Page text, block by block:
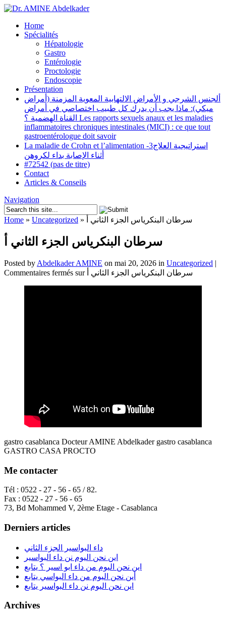
Home
Spécialités
Hépatologie
Gastro
Entérologie
Proctologie
Endoscopie
Présentation
ألجنس الشرجي و الأمراض الالتهابية المعوية المزمنة (أمراض
ميكي): ماذا يجب أن يدرك كل طبيب اختصاصي في أمراض
القناة الهضمية ؟ Les rapports sexuels anaux et les maladies
inflammatoires chroniques intestinales (MICI) : ce que tout
gastroentérologue doit savoir
La maladie de Crohn et l’alimentation -3استراتيجية العلاج
أثناء الإصابة بداء لكروهن
#72542 (pas de titre)
Contact
Articles & Conseils
Navigation
Home » Uncategorized » سرطان البنكرياس الجزء الثاني أ
سرطان البنكرياس الجزء الثاني أ
Posted by Abdelkader AMINE on mai 20, 2026 in Uncategorized |
Commentaires fermés
sur سرطان البنكرياس الجزء الثاني أ
gastro casablanca Docteur AMINE Abdelkader gastro casablanca
GASTRO CASA PROCTO
Me contacter
Tél : 0522 - 27 - 56 - 65 / 82.
Fax : 0522 - 27 - 56 - 65
73, Bd Mohammed V, 2ème Etage - Casablanca
Derniers articles
داء البواسير الجزء الثاني
اين نحن اليوم نن داء البواسير
اين نحن اليوم من داء ابو اسير ؟ يتابع
أين نحن اليوم من داء البواسي يتابع
اين نحن اليوم نن داء البواسير يتابع
Archives